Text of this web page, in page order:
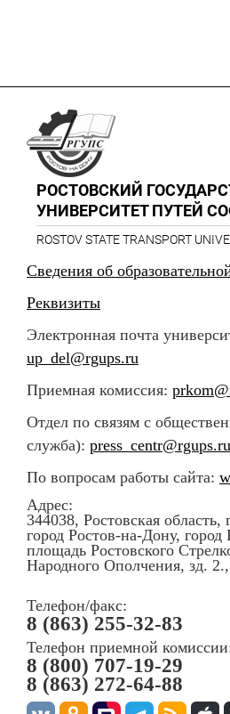
РОСТОВСКИЙ
УНИВЕРСИТЕТ ПУТЕЙ
ROSTOV STATE TRANSPORT
Сведения об
Реквизиты
Электронная почта
up_del@rgups.ru
Приемная комиссия:
Отдел по связям с
служба): press_centr@rgups.ru
По вопросам работы сайта:
Адрес:
344038, Ростовская область,
город Ростов-на-Дону, город
площадь Ростовского
Народного Ополчения, зд. 2.,
Телефон/факс:
8 (863) 255-32-83
Телефон приемной
8 (800) 707-19-29
8 (863) 272-64-88